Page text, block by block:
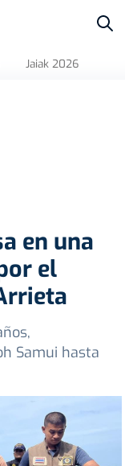
Jaiak 2026
en una
el
Samui hasta